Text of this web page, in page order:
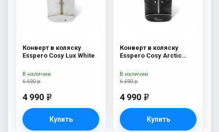
Конверт в коляску
Esspero Cosy Lux White
6 690 р
4 990 e
Купить
В наличии
Конверт в коляску
Esspero Cosy Arctic
6 690 р
4 990 e
Купить
В наличии